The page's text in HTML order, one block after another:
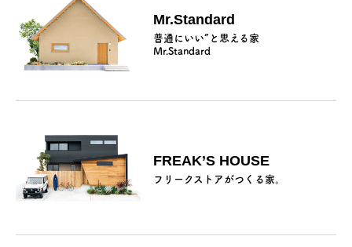
Mr.Standard
普通にいい”と思える家
Mr.Standard
FREAK’S HOUSE
フリークストアがつくる家。